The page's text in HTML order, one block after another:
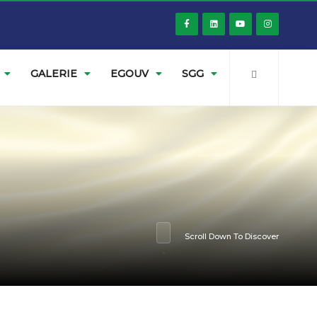
GALERIE EGOUV SGG
Scroll Down To Discover